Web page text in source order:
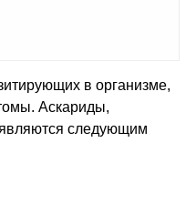
в организме,
Аскариды,
следующим